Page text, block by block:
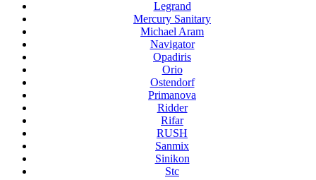
Legrand
Mercury Sanitary
Michael Aram
Navigator
Opadiris
Orio
Ostendorf
Primanova
Ridder
Rifar
RUSH
Sanmix
Sinikon
Stc